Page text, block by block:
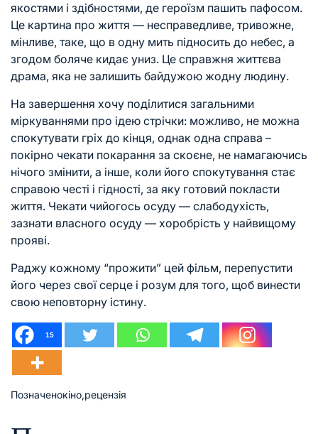
якостями і здібностями, де героїзм пашить пафосом.
Це картина про життя — несправедливе, тривожне,
мінливе, таке, що в одну мить підносить до небес, а
згодом боляче кидає униз. Це справжня життєва
драма, яка не залишить байдужою жодну людину.
На завершення хочу поділитися загальними
міркуваннями про ідею стрічки: можливо, не можна
спокутувати гріх до кінця, однак одна справа –
покірно чекати покарання за скоєне, не намагаючись
нічого змінити, а інше, коли його спокутування стає
справою честі і гідності, за яку готовий покласти
життя. Чекати чийогось осуду — слабодухість,
зазнати власного осуду — хоробрість у найвищому
прояві.
Раджу кожному “прожити” цей фільм, перепустити
його через свої серце і розум для того, щоб винести
свою неповторну істину.
15
Позначенокіно,рецензія